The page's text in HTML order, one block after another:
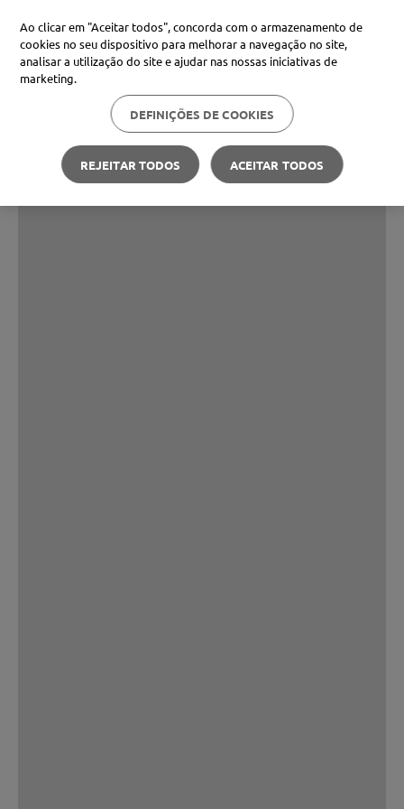
Ao clicar em "Aceitar todos", concorda com o armazenamento de
cookies no seu dispositivo para melhorar a navegação no site,
analisar a utilização do site e ajudar nas nossas iniciativas de
marketing.
DEFINIÇÕES DE COOKIES
REJEITAR TODOS ACEITAR TODOS